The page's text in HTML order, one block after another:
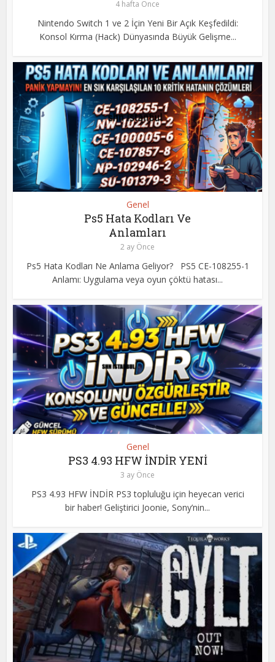
4 hafta Önce
Nintendo Switch 1 ve 2 İçin Yeni Bir Açık Keşfedildi:
Konsol Kırma (Hack) Dünyasında Büyük Gelişme...
Genel
Ps5 Hata Kodları Ve
Anlamları
2 ay Önce
Ps5 Hata Kodları Ne Anlama Geliyor? PS5 CE-108255-1
Anlamı: Uygulama veya oyun çöktü hatası...
Genel
PS3 4.93 HFW İNDİR YENİ
3 ay Önce
PS3 4.93 HFW İNDİR PS3 topluluğu için heyecan verici
bir haber! Geliştirici Joonie, Sony’nin...